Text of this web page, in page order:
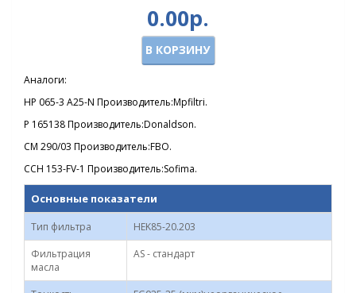
0.00р.
В КОРЗИНУ
Аналоги:
HP 065-3 A25-N Производитель:Mpfiltri.
P 165138 Производитель:Donaldson.
CM 290/03 Производитель:FBO.
CCH 153-FV-1 Производитель:Sofima.
Основные показатели
Тип фильтра
HEK85-20.203
Фильтрация
масла
AS - стандарт